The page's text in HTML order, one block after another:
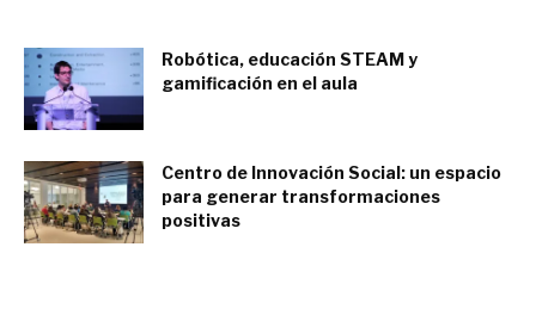
Robótica, educación STEAM y
gamificación en el aula
Centro de Innovación Social: un espacio
para generar transformaciones
positivas